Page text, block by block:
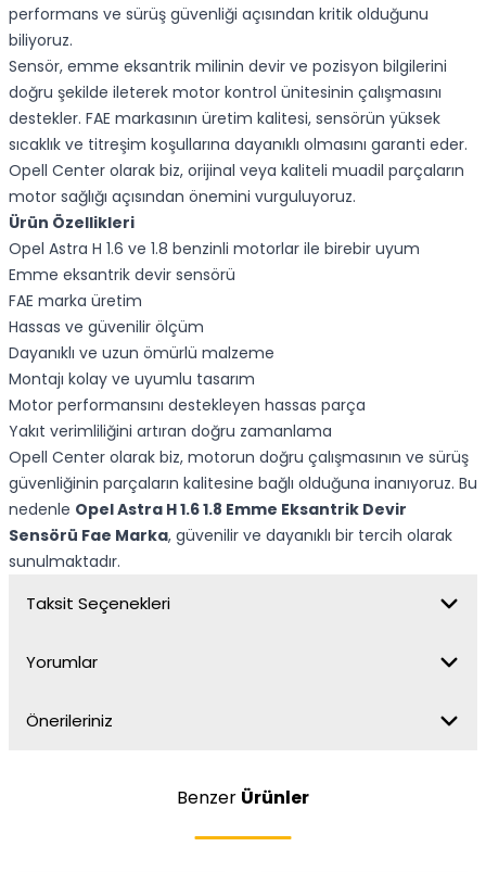
performans ve sürüş güvenliği açısından kritik olduğunu
biliyoruz.
Sensör, emme eksantrik milinin devir ve pozisyon bilgilerini
doğru şekilde ileterek motor kontrol ünitesinin çalışmasını
destekler. FAE markasının üretim kalitesi, sensörün yüksek
sıcaklık ve titreşim koşullarına dayanıklı olmasını garanti eder.
Opell Center olarak biz, orijinal veya kaliteli muadil parçaların
motor sağlığı açısından önemini vurguluyoruz.
Ürün Özellikleri
Opel Astra H 1.6 ve 1.8 benzinli motorlar ile birebir uyum
Emme eksantrik devir sensörü
FAE marka üretim
Hassas ve güvenilir ölçüm
Dayanıklı ve uzun ömürlü malzeme
Montajı kolay ve uyumlu tasarım
Motor performansını destekleyen hassas parça
Yakıt verimliliğini artıran doğru zamanlama
Opell Center olarak biz, motorun doğru çalışmasının ve sürüş
güvenliğinin parçaların kalitesine bağlı olduğuna inanıyoruz. Bu
nedenle Opel Astra H 1.6 1.8 Emme Eksantrik Devir
Sensörü Fae Marka, güvenilir ve dayanıklı bir tercih olarak
sunulmaktadır.
Taksit Seçenekleri
Yorumlar
Önerileriniz
Benzer Ürünler